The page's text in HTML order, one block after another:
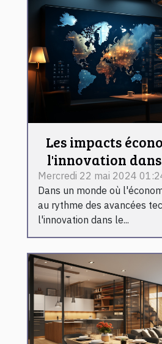
Les impacts
l'innovation
du naming en
Canada
Mercredi 22 mai 2024
Dans un monde où
au rythme des avancées
l'innovation dans le...